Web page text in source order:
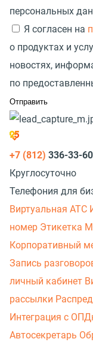
персональных
Я согласен на
о продуктах и
новостях,
по
+7 (812) 336-33-60
Круглосуточно
Телефония для
Виртуальная АТС
номер Этикетка
Корпоративный
Запись
личный кабинет
рассылки
Интеграция с
Автосекретарь